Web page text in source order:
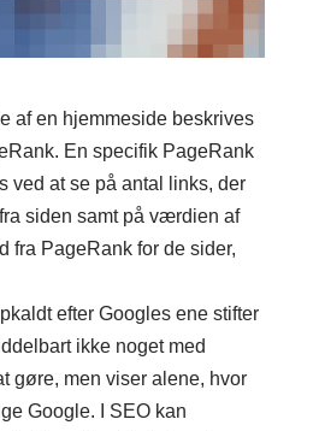
af en hjemmeside beskrives
En specifik PageRank
ved at se på antal links, der
siden samt på værdien af
fra PageRank for de sider,
efter Googles ene stifter
ikke noget med
gøre, men viser alene, hvor
Google. I SEO kan